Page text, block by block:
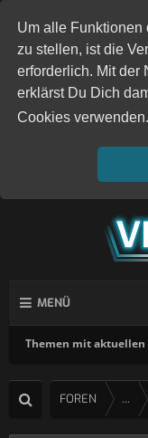
Um alle Funktionen
zu stellen, ist die
erforderlich. Mit der
erklärst Du Dich
Cookies verwenden.
MENÜ
Themen mit aktuellen
FOREN ...